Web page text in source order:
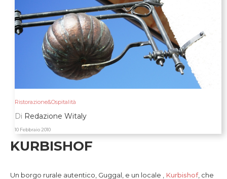
Ristorazione&Ospitalità
Di Redazione Witaly
10 Febbraio 2010
KURBISHOF
Un borgo rurale autentico, Guggal, e un locale , Kurbishof, che